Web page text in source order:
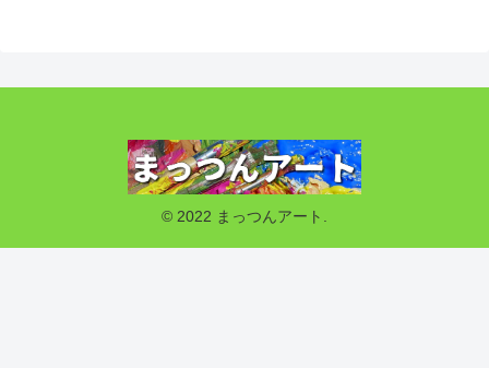
© 2022 まっつんアート.